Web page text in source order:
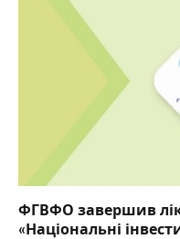
ФГВФО завершив
«Національні